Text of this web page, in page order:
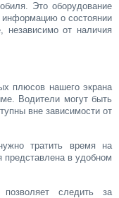
Это оборудование
информацию о состоянии
от наличия
плюсов нашего экрана
Водители могут быть
вне зависимости от
тратить время на
в удобном
следить за